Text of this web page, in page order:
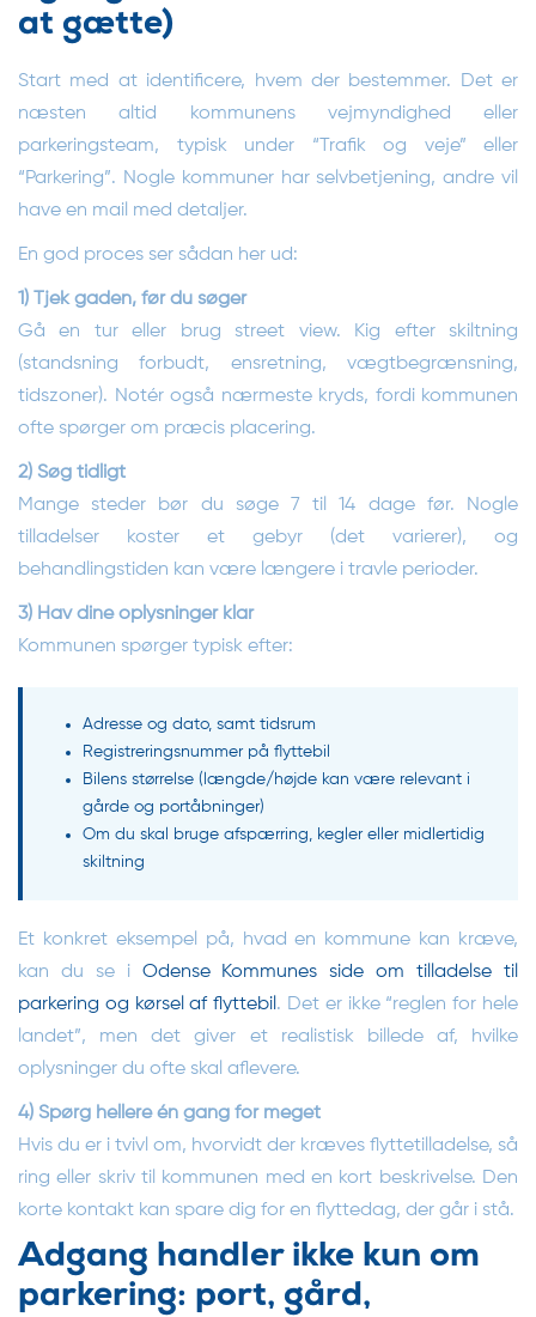
at gætte)
Start med at identificere, hvem der bestemmer. Det er
næsten altid kommunens vejmyndighed eller
parkeringsteam, typisk under “Trafik og veje” eller
“Parkering”. Nogle kommuner har selvbetjening, andre vil
have en mail med detaljer.
En god proces ser sådan her ud:
1) Tjek gaden, før du søger
Gå en tur eller brug street view. Kig efter skiltning
(standsning forbudt, ensretning, vægtbegrænsning,
tidszoner). Notér også nærmeste kryds, fordi kommunen
ofte spørger om præcis placering.
2) Søg tidligt
Mange steder bør du søge 7 til 14 dage før. Nogle
tilladelser koster et gebyr (det varierer), og
behandlingstiden kan være længere i travle perioder.
3) Hav dine oplysninger klar
Kommunen spørger typisk efter:
Adresse og dato, samt tidsrum
Registreringsnummer på flyttebil
Bilens størrelse (længde/højde kan være relevant i
gårde og portåbninger)
Om du skal bruge afspærring, kegler eller midlertidig
skiltning
Et konkret eksempel på, hvad en kommune kan kræve,
kan du se i Odense Kommunes side om tilladelse til
parkering og kørsel af flyttebil . Det er ikke “reglen for hele
landet”, men det giver et realistisk billede af, hvilke
oplysninger du ofte skal aflevere.
4) Spørg hellere én gang for meget
Hvis du er i tvivl om, hvorvidt der kræves flyttetilladelse, så
ring eller skriv til kommunen med en kort beskrivelse. Den
korte kontakt kan spare dig for en flyttedag, der går i stå.
Adgang handler ikke kun om
parkering: port, gård,